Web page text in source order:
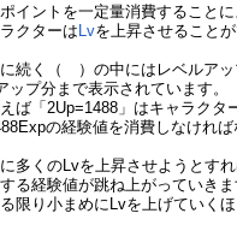
イントを一定量消費することに
クターは Lvを上昇させることが
続く（ ）の中にはレベルア
ップ分まで表示されています。
えば「2Up=1488」はキャラク
の経験値を消費しなければ
多くのLvを上昇させようとすれ
る経験値が跳ね上がっていきま
限り小まめにLvを上げていくほ